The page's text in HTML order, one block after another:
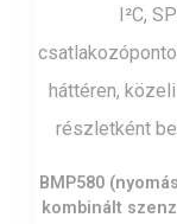
BMP580
kombinált